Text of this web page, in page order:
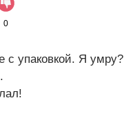
0
с упаковкой. Я умру?